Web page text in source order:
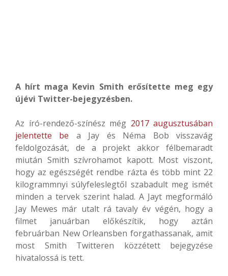
A hírt maga Kevin Smith erősítette meg egy
újévi Twitter-bejegyzésben.
Az író-rendező-színész még 2017 augusztusában
jelentette be a Jay és Néma Bob visszavág
feldolgozását, de a projekt akkor félbemaradt
miután Smith szívrohamot kapott. Most viszont,
hogy az egészségét rendbe rázta és több mint 22
kilogrammnyi súlyfeleslegtől szabadult meg ismét
minden a tervek szerint halad. A Jayt megformáló
Jay Mewes már utalt rá tavaly év végén, hogy a
filmet januárban előkészítik, hogy aztán
februárban New Orleansben forgathassanak, amit
most Smith Twitteren közzétett bejegyzése
hivatalossá is tett.